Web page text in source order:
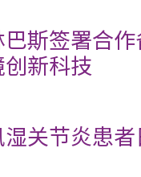
斯签署合
新科技
关节炎患